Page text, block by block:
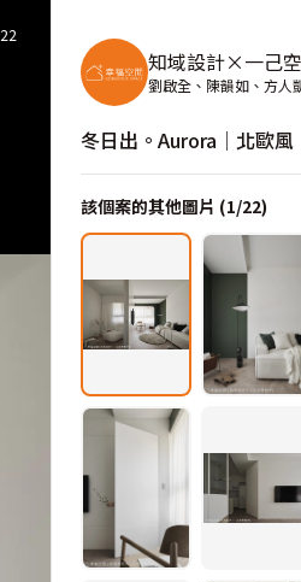
22
知域設計×一己
劉啟全、陳韻如、方人
冬日出。Aurora│北歐風
該個案的其他圖片 (1/22)